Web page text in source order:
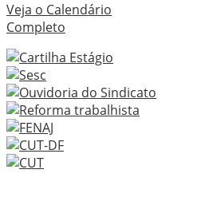
Veja o Calendário
Completo